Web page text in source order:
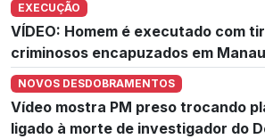
EXECUÇÃO
VÍDEO: Homem é executado com
criminosos encapuzados em
NOVOS DESDOBRAMENTOS
Vídeo mostra PM preso trocando
ligado à morte de investigador do